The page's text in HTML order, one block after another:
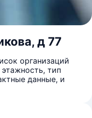
д 77
организаций
тип
данные, и